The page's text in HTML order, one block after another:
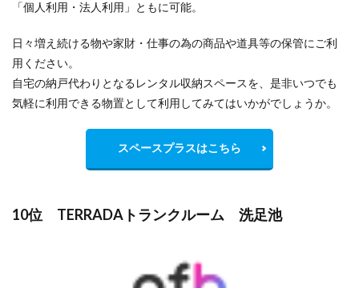
「個人利用・法人利用」ともに可能。
日々増え続ける物や家財・仕事の為の商品や道具等の保管にご利
用ください。
自宅の納戸代わりとなるレンタル収納スペースを、是非いつでも
気軽に利用できる物置として利用してみてはいかがでしょうか。
スペースプラスはこちら
10位 TERRADAトランクルーム 洗足池